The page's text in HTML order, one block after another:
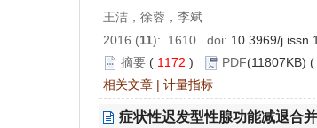
王洁，徐蓉，李斌
2016 (11): 1610. doi: 10.3969/
摘要 ( 1172 ) PDF(11807KB) (
相关文章 | 计量指标
症状性迟发型性腺功能减退合